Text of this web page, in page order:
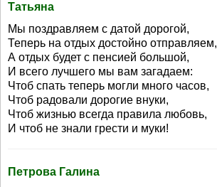
Татьяна
Мы поздравляем с датой дорогой,
Теперь на отдых достойно отправляем,
А отдых будет с пенсией большой,
И всего лучшего мы вам загадаем:
Чтоб спать теперь могли много часов,
Чтоб радовали дорогие внуки,
Чтоб жизнью всегда правила любовь,
И чтоб не знали грести и муки!
Петрова Галина